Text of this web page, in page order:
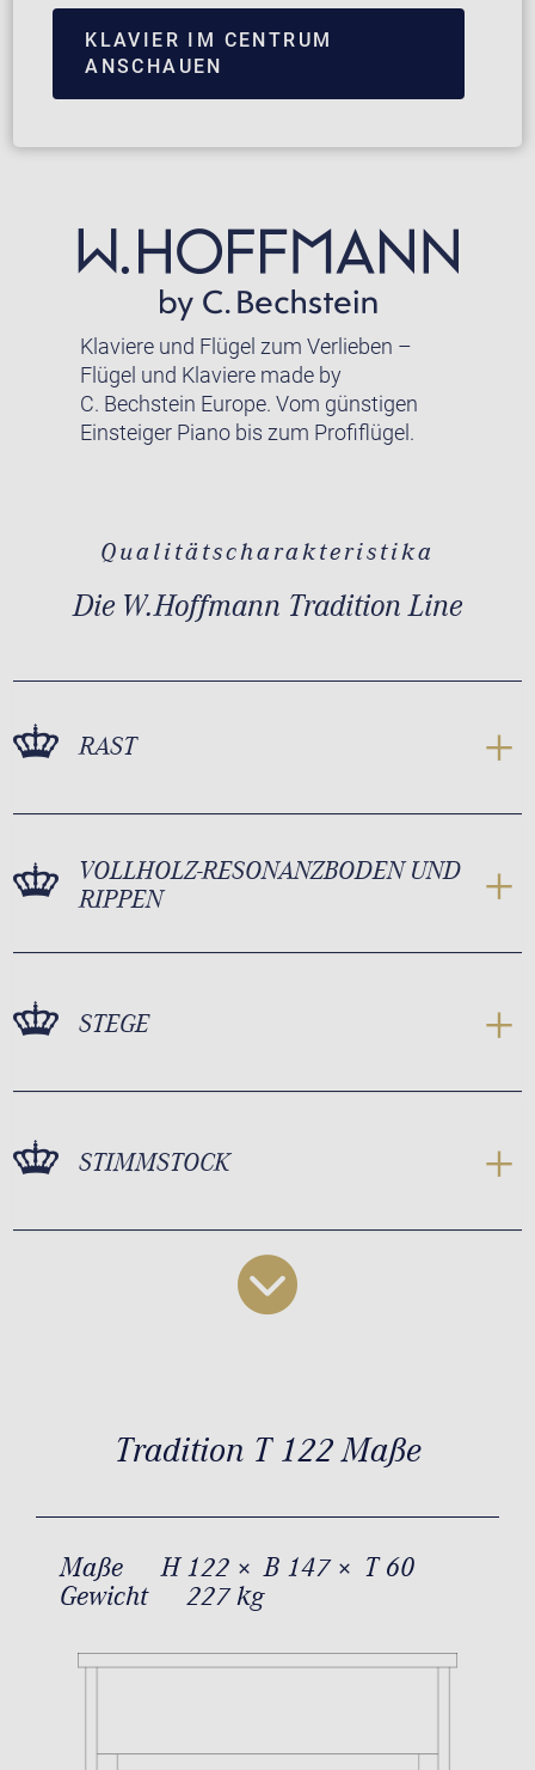
KLAVIER IM CENTRUM
ANSCHAUEN
Klaviere und Flügel zum Verlieben –
Flügel und Klaviere made by
C. Bechstein Europe. Vom günstigen
Einsteiger Piano bis zum Profiflügel.
Qualitätscharakteristika
Die W.Hoffmann Tradition Line
RAST
VOLLHOLZ-RESONANZBODEN UND
RIPPEN
STEGE
STIMMSTOCK
Tradition T 122 Maße
Maße
H 122 × B 147 × T 60
Gewicht
227 kg